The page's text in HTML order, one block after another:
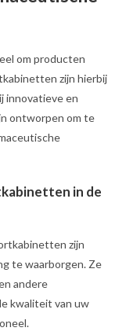
om producten
zijn hierbij
innovatieve en
ontworpen om te
in de
zijn
te waarborgen. Ze
andere
kwaliteit van uw